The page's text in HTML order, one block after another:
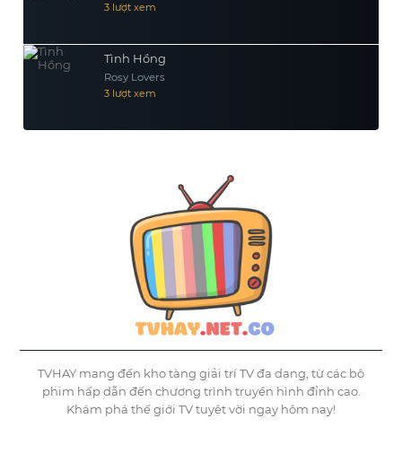
3 lượt xem
Tình Hồng
Rosy Lovers
3 lượt xem
TVHAY mang đến kho tàng giải trí TV đa dạng, từ các bộ
phim hấp dẫn đến chương trình truyền hình đỉnh cao.
Khám phá thế giới TV tuyệt vời ngay hôm nay!